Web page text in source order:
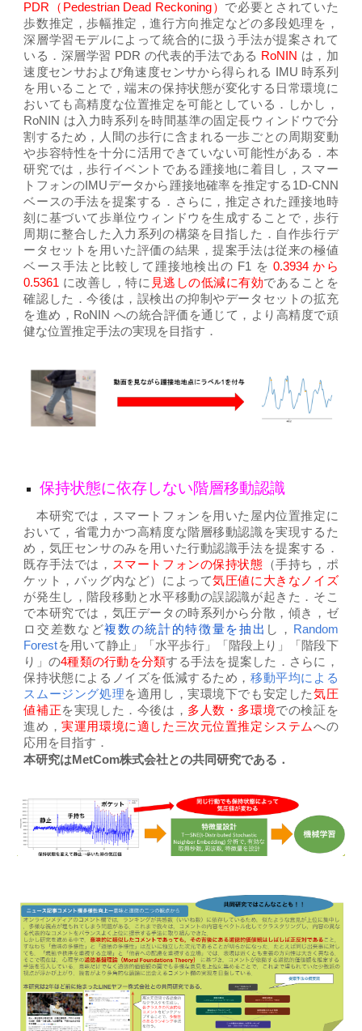
PDR（Pedestrian Dead Reckoning） で必要とされていた
歩数推定，歩幅推定，進行方向推定などの多段処理を，
深層学習モデルによって統合的に扱う手法が提案されて
いる．深層学習 PDR の代表的手法である RoNIN は，加
速度センサおよび角速度センサから得られる IMU 時系列
を用いることで，端末の保持状態が変化する日常環境に
おいても高精度な位置推定を可能としている．しかし，
RoNIN は入力時系列を時間基準の固定長ウィンドウで分
割するため，人間の歩行に含まれる一歩ごとの周期変動
や歩容特性を十分に活用できていない可能性がある．本
研究では，歩行イベントである踵接地に着目し，スマー
トフォンのIMUデータから踵接地確率を推定する1D-CNN
ベースの手法を提案する．さらに，推定された踵接地時
刻に基づいて歩単位ウィンドウを生成することで，歩行
周期に整合した入力系列の構築を目指した．自作歩行デ
ータセットを用いた評価の結果，提案手法は従来の極値
ベース手法と比較して踵接地検出の F1 を 0.3934 から
0.5361 に改善し，特に 見逃しの低減に有効であることを
確認した．今後は，誤検出の抑制やデータセットの拡充
を進め，RoNIN への統合評価を通じて，より高精度で頑
健な位置推定手法の実現を目指す．
保持状態に依存しない階層移動認識
本研究では，スマートフォンを用いた屋内位置推定に
おいて，省電力かつ高精度な階層移動認識を実現するた
め，気圧センサのみを用いた行動認識手法を提案する．
既存手法では， スマートフォンの保持状態 （手持ち，ポ
ケット，バッグ内など）によって気圧値に大きなノイズ
が発生し，階段移動と水平移動の誤認識が起きた．そこ
で本研究では，気圧データの時系列から分散，傾き，ゼ
ロ交差数など複数の統計的特徴量を抽出 し，
Random
Forestを用いて静止」「水平歩行」「階段上り」「階段下
り」の4種類の行動を分類する手法を提案した．さらに，
保持状態によるノイズを低減するため，移動平均による
スムージング処理を適用し，実環境下でも安定した気圧
値補正を実現した．今後は， 多人数・多環境での検証を
進め，実運用環境に適した三次元位置推定システムへの
応用を目指す．
本研究はMetCom株式会社との共同研究である．